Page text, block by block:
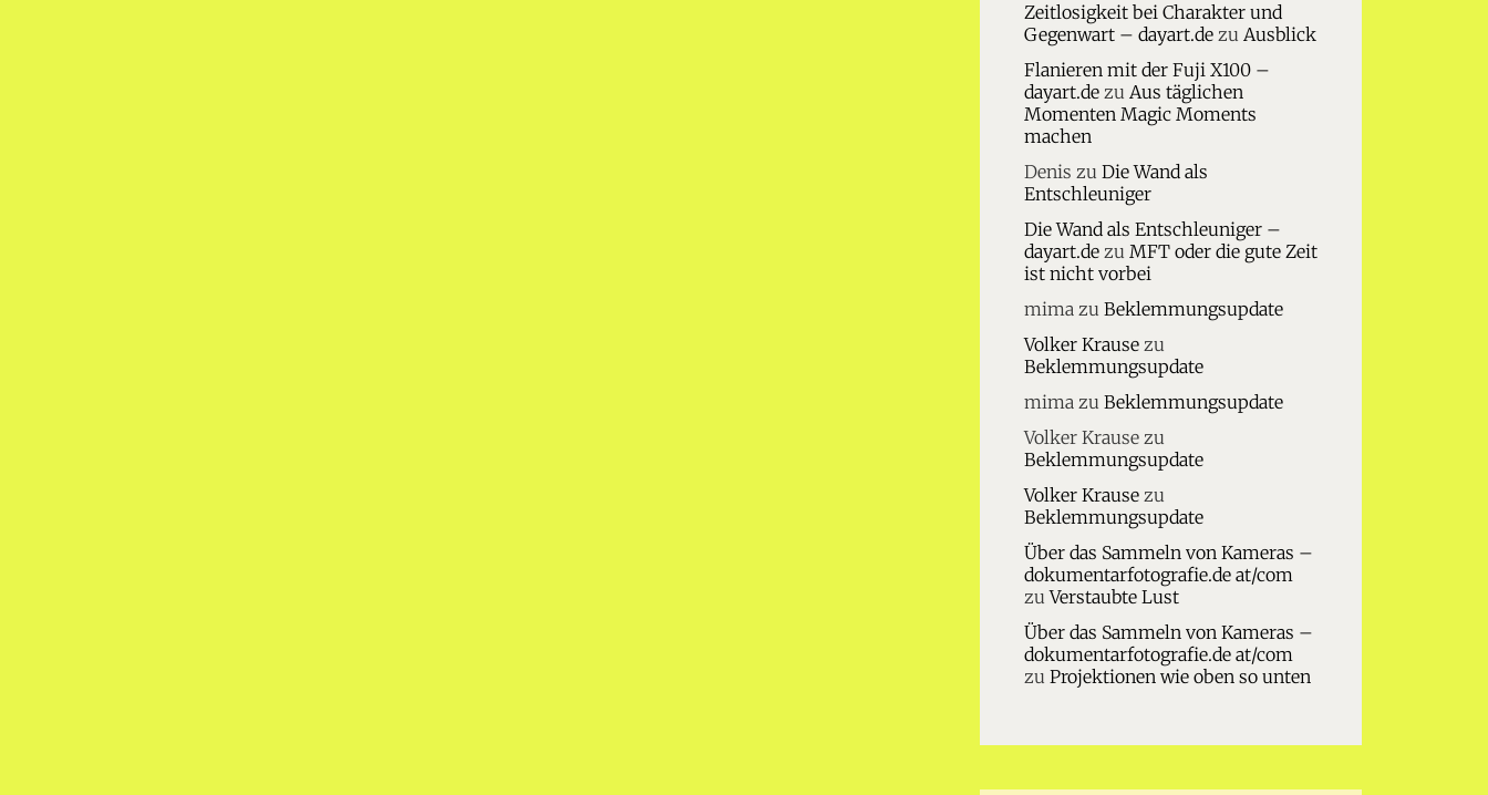
Zeitlosigkeit bei Charakter und
Gegenwart – dayart.dezu Ausblick
Flanieren mit der Fuji X100 –
dayart.dezu Aus täglichen
Momenten Magic Moments
machen
Denis zu Die Wand als
Entschleuniger
Die Wand als Entschleuniger –
dayart.dezu MFT oder die gute Zeit
ist nicht vorbei
mimazu Beklemmungsupdate
Volker Krausezu
Beklemmungsupdate
mimazu Beklemmungsupdate
Volker Krausezu
Beklemmungsupdate
Volker Krausezu
Beklemmungsupdate
Über das Sammeln von Kameras –
dokumentarfotografie.de at/com
zuVerstaubte Lust
Über das Sammeln von Kameras –
dokumentarfotografie.de at/com
zu Projektionen wie oben so unten